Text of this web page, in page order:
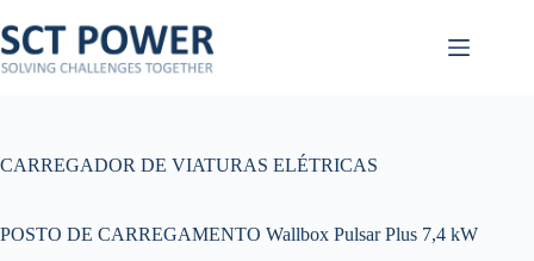
para
o
conteúdo
CARREGADOR DE VIATURAS ELÉTRICAS
POSTO DE CARREGAMENTO Wallbox Pulsar Plus 7,4 kW